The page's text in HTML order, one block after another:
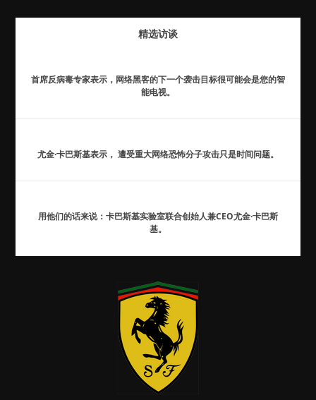
精选访谈
首席反病毒专家表示，网络黑客的下一个袭击目标很可能会是您的智
能电视。
尤金·卡巴斯基表示， 遭受重大网络恐怖分子攻击只是时间问题。
用他们的话来说：卡巴斯基实验室联合创始人兼CEO尤金·卡巴斯
基。